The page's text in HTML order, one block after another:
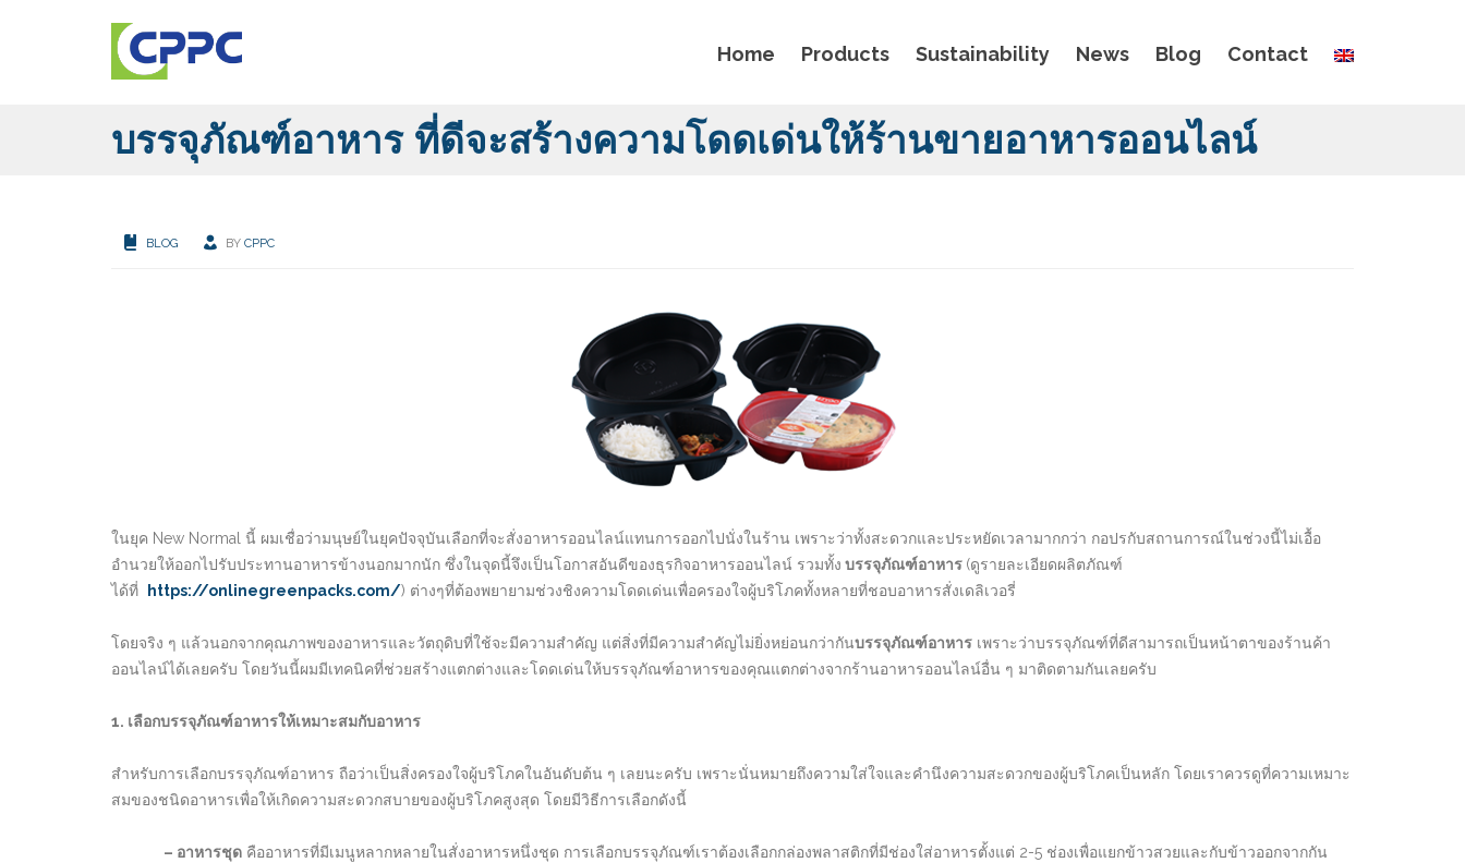
Home Products Sustainability News Blog Contact
บรรจุภัณฑ์อาหาร ที่ดีจะสร้างความโดดเด่นให้ร้านขายอาหารออนไลน์
BLOG BY CPPC
ในยุค New Normal นี้ ผมเชื่อว่ามนุษย์ในยุคปัจจุบันเลือกที่จะสั่งอาหารออนไลน์แทนการออกไปนั่งในร้าน เพราะว่าทั้งสะดวกและประหยัดเวลามากกว่า กอปรกับสถานการณ์ในช่วงนี้ไม่เอื้อ
อำนวยให้ออกไปรับประทานอาหารข้างนอกมากนัก ซึ่งในจุดนี้จึงเป็นโอกาสอันดีของธุรกิจอาหารออนไลน์ รวมทั้ง บรรจุภัณฑ์อาหาร (ดูรายละเอียดผลิตภัณฑ์
ได้ที่
https://onlinegreenpacks.com/) ต่างๆที่ต้องพยายามช่วงชิงความโดดเด่นเพื่อครองใจผู้บริโภคทั้งหลายที่ชอบอาหารสั่งเดลิเวอรี่
โดยจริง ๆ แล้วนอกจากคุณภาพของอาหารและวัตถุดิบที่ใช้จะมีความสำคัญ แต่สิ่งที่มีความสำคัญไม่ยิ่งหย่อนกว่ากันบรรจุภัณฑ์อาหาร เพราะว่าบรรจุภัณฑ์ที่ดีสามารถเป็นหน้าตาของร้านค้า
ออนไลน์ได้เลยครับ โดยวันนี้ผมมีเทคนิคที่ช่วยสร้างแตกต่างและโดดเด่นให้บรรจุภัณฑ์อาหารของคุณแตกต่างจากร้านอาหารออนไลน์อื่น ๆ มาติดตามกันเลยครับ
1. เลือกบรรจุภัณฑ์อาหารให้เหมาะสมกับอาหาร
สำหรับการเลือกบรรจุภัณฑ์อาหาร ถือว่าเป็นสิ่งครองใจผู้บริโภคในอันดับต้น ๆ เลยนะครับ เพราะนั่นหมายถึงความใส่ใจและคำนึงความสะดวกของผู้บริโภคเป็นหลัก โดยเราควรดูที่ความเหมาะ
สมของชนิดอาหารเพื่อให้เกิดความสะดวกสบายของผู้บริโภคสูงสุด โดยมีวิธีการเลือกดังนี้
– อาหารชุด คืออาหารที่มีเมนูหลากหลายในสั่งอาหารหนึ่งชุด การเลือกบรรจุภัณฑ์เราต้องเลือกกล่องพลาสติกที่มีช่องใส่อาหารตั้งแต่ 2-5 ช่องเพื่อแยกข้าวสวยและกับข้าวออกจากกัน